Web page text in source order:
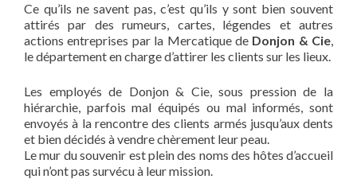
Ce qu’ils ne savent pas, c’est qu’ils y sont bien souvent
attirés par des rumeurs, cartes, légendes et autres
actions entreprises par la Mercatique de Donjon & Cie,
le département en charge d’attirer les clients sur les lieux.
Les employés de Donjon & Cie, sous pression de la
hiérarchie, parfois mal équipés ou mal informés, sont
envoyés à la rencontre des clients armés jusqu’aux dents
et bien décidés à vendre chèrement leur peau.
Le mur du souvenir est plein des noms des hôtes d’accueil
qui n’ont pas survécu à leur mission.